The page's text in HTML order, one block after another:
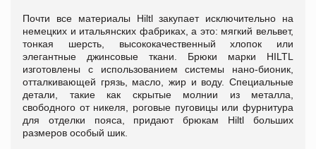
Почти все материалы Hiltl закупает исключительно на
немецких и итальянских фабриках, а это: мягкий вельвет,
тонкая шерсть, высококачественный хлопок или
элегантные джинсовые ткани. Брюки марки HILTL
изготовлены с использованием системы нано-бионик,
отталкивающей грязь, масло, жир и воду. Специальные
детали, такие как скрытые молнии из металла,
свободного от никеля, роговые пуговицы или фурнитура
для отделки пояса, придают брюкам Hiltl больших
размеров особый шик.